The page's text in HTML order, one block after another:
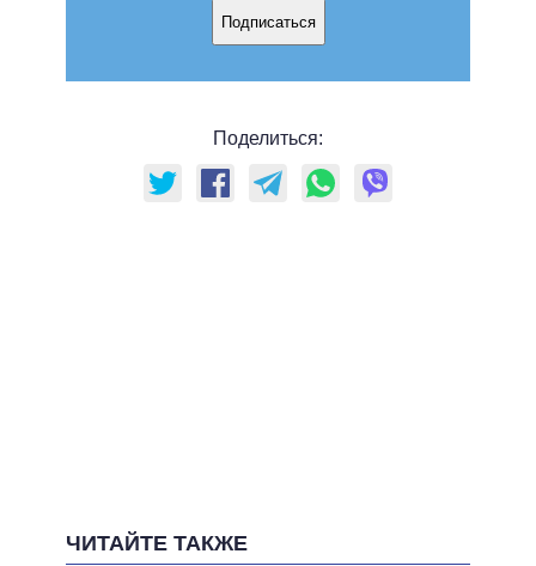
Подписаться
Поделиться:
ЧИТАЙТЕ ТАКЖЕ